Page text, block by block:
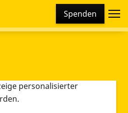
Spenden
Cookies und
beinhaltet Cookies und
personalisierter